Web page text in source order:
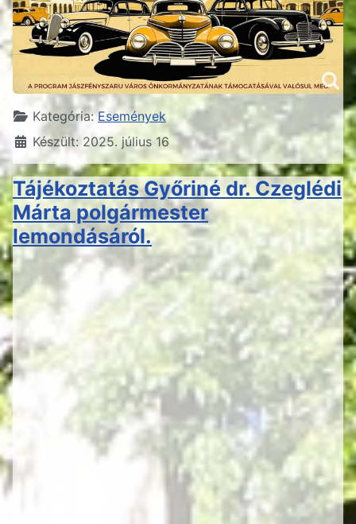
Részletek
Kategória:Események
Készült: 2025. július 16
Tájékoztatás Győriné dr. Czeglédi
Márta polgármester
lemondásáról.